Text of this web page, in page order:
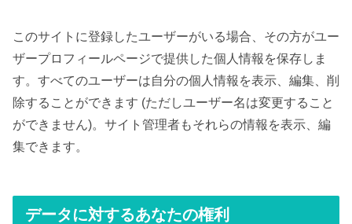
このサイトに登録したユーザーがいる場合、その方がユー
ザープロフィールページで提供した個人情報を保存しま
す。すべてのユーザーは自分の個人情報を表示、編集、削
除することができます (ただしユーザー名は変更すること
ができません)。サイト管理者もそれらの情報を表示、編
集できます。
データに対するあなたの権利